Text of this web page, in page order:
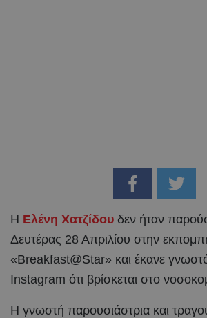
Η Ελένη Χατζίδου δεν ήταν
Δευτέρας 28 Απριλίου στην
«Breakfast@Star» και έκανε
Instagram ότι βρίσκεται στο
Η γνωστή παρουσιάστρια και